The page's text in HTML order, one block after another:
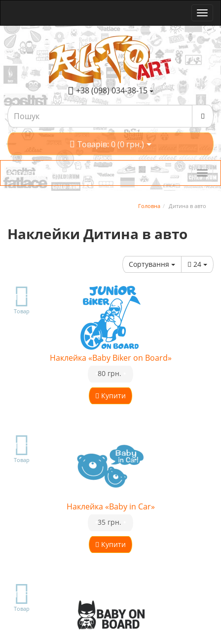
+38 (098) 034-38-15
Товарів: 0 (0 грн.)
Категорії
Головна Дитина в авто
Наклейки Дитина в авто
Сортування 24
TOP
Товар
Наклейка «Baby Biker on Board»
Купити
80 грн.
TOP
Товар
Наклейка «Baby in Car»
Купити
35 грн.
TOP
Товар